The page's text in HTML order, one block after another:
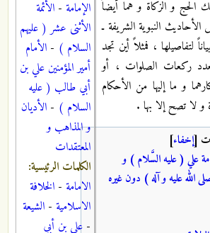
الإمامة - الأئمة
الأثنى عشر ( عليهم
السلام ) - الأمام
أمير المؤمنين علي بن
أبي طالب ( عليه
السلام ) - الأديان
و المذاهب و
المعتقدات
الكلمات الرئيسية:
الامامة - الخلافة
الاسلامية - الشيعة
- علي بن أبي
الحج و الزكاة و هما أيضاً
النبوية الشريفة ـ
لتفاصيلها ، فمثلاً أين تجد
لعدد ركعات الصلوات ، أو
و ما إليها من الأحكام
و لا تصح إلا بها .
[إخفاء]
علي ( عليه السَّلام ) و
الله عليه و آله ) دون غيره